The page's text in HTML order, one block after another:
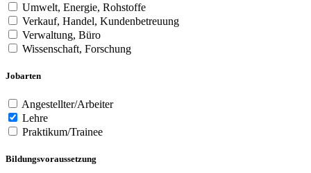
Umwelt, Energie, Rohstoffe
Verkauf, Handel, Kundenbetreuung
Verwaltung, Büro
Wissenschaft, Forschung
Jobarten
Angestellter/Arbeiter
Lehre
Praktikum/Trainee
Bildungsvoraussetzung